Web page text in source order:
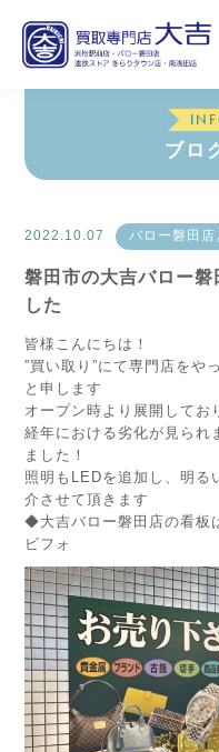
ブロ
2022.10.07 バロー磐田店
磐田市の大吉バロー
した
皆様こんにちは！
”買い取り”にて専門店をや
と申します
オープン時より展開してお
経年における劣化が見られ
ました！
照明もLEDを追加し、明る
介させて頂きます
◆大吉バロー磐田店の看板
ビフォ